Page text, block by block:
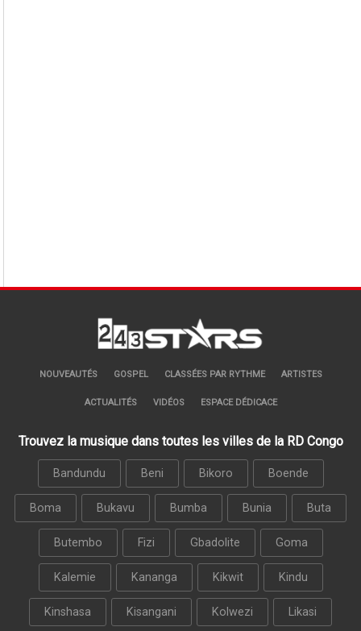
NOUVEAUTÉS GOSPEL CLASSÉES PAR RYTHME ARTISTES
ACTUALITÉS VIDÉOS ESPACE DÉDICACE
Trouvez la musique dans toutes les villes de la RD Congo
Bandundu Beni Bikoro Boende
Boma Bukavu Bumba Bunia Buta
Butembo Fizi Gbadolite Goma
Kalemie Kananga Kikwit Kindu
Kinshasa Kisangani Kolwezi Likasi